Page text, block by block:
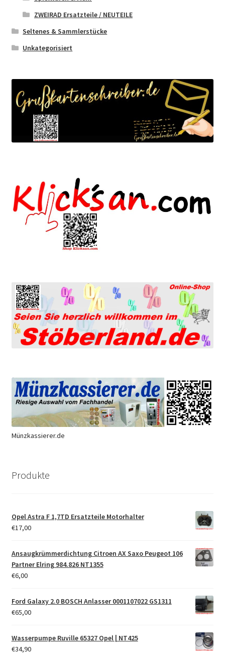
ZWEIRAD Ersatzteile / NEUTEILE
Seltenes & Sammlerstücke
Unkategorisiert
Münzkassierer.de
Produkte
Opel Astra F 1,7TD Ersatzteile Motorhalter
€17,00
Ansaugkrümmerdichtung Citroen AX Saxo Peugeot 106
Partner Elring 984.826 NT1355
€6,00
Ford Galaxy 2.0 BOSCH Anlasser 0001107022 GS1311
€65,00
Wasserpumpe Ruville 65327 Opel | NT425
€34,90